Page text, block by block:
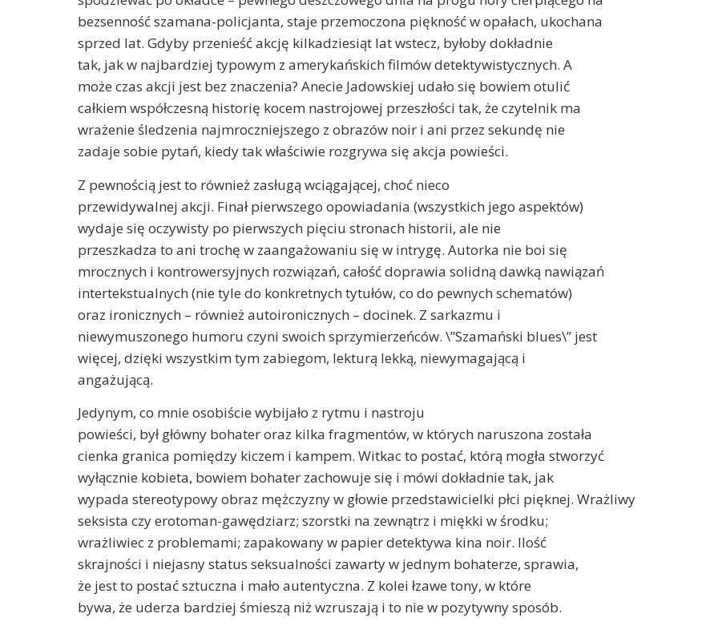
bezsenność szamana-policjanta, staje przemoczona piękność w opałach, ukochana
sprzed lat. Gdyby przenieść akcję kilkadziesiąt lat wstecz, byłoby dokładnie
tak, jak w najbardziej typowym z amerykańskich filmów detektywistycznych. A
może czas akcji jest bez znaczenia? Anecie Jadowskiej udało się bowiem otulić
całkiem współczesną historię kocem nastrojowej przeszłości tak, że czytelnik ma
wrażenie śledzenia najmroczniejszego z obrazów noir i ani przez sekundę nie
zadaje sobie pytań, kiedy tak właściwie rozgrywa się akcja powieści.
Z pewnością jest to również zasługą wciągającej, choć nieco
przewidywalnej akcji. Finał pierwszego opowiadania (wszystkich jego aspektów)
wydaje się oczywisty po pierwszych pięciu stronach historii, ale nie
przeszkadza to ani trochę w zaangażowaniu się w intrygę. Autorka nie boi się
mrocznych i kontrowersyjnych rozwiązań, całość doprawia solidną dawką nawiązań
intertekstualnych (nie tyle do konkretnych tytułów, co do pewnych schematów)
oraz ironicznych – również autoironicznych – docinek. Z sarkazmu i
niewymuszonego humoru czyni swoich sprzymierzeńców. \”Szamański blues\” jest
więcej, dzięki wszystkim tym zabiegom, lekturą lekką, niewymagającą i
angażującą.
Jedynym, co mnie osobiście wybijało z rytmu i nastroju
powieści, był główny bohater oraz kilka fragmentów, w których naruszona została
cienka granica pomiędzy kiczem i kampem. Witkac to postać, którą mogła stworzyć
wyłącznie kobieta, bowiem bohater zachowuje się i mówi dokładnie tak, jak
wypada stereotypowy obraz mężczyzny w głowie przedstawicielki płci pięknej. Wrażliwy
seksista czy erotoman-gawędziarz; szorstki na zewnątrz i miękki w środku;
wrażliwiec z problemami; zapakowany w papier detektywa kina noir. Ilość
skrajności i niejasny status seksualności zawarty w jednym bohaterze, sprawia,
że jest to postać sztuczna i mało autentyczna. Z kolei łzawe tony, w które
bywa, że uderza bardziej śmieszą niż wzruszają i to nie w pozytywny sposób.